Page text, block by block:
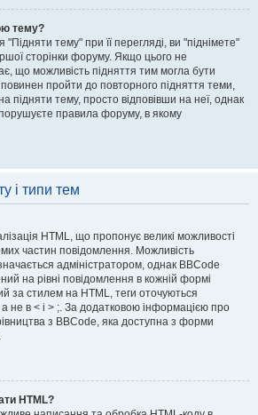
тему?
тему" при її перегляді, ви "піднімете"
сторінки форуму. Якщо цього не
що можливість підняття тим могла бути
пройти до повторного підняття теми,
тему, просто відповівши на неї, однак
правила форуму, в якому
і типи тем
HTML, що пропонує великі можливості
частин повідомлення. Можливість
адміністратором, однак BBCode
на рівні повідомлення в кожній формі
за стилем на HTML, теги оточуються
не в < і > ;. За додатковою інформацією про
з BBCode, яка доступна з форми
HTML?